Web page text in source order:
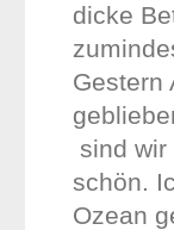
dicke
Gestern
sind wir
schön.
Ozean